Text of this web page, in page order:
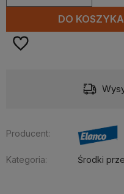
DO KOSZYKA
Producent:
Kategoria: Środki